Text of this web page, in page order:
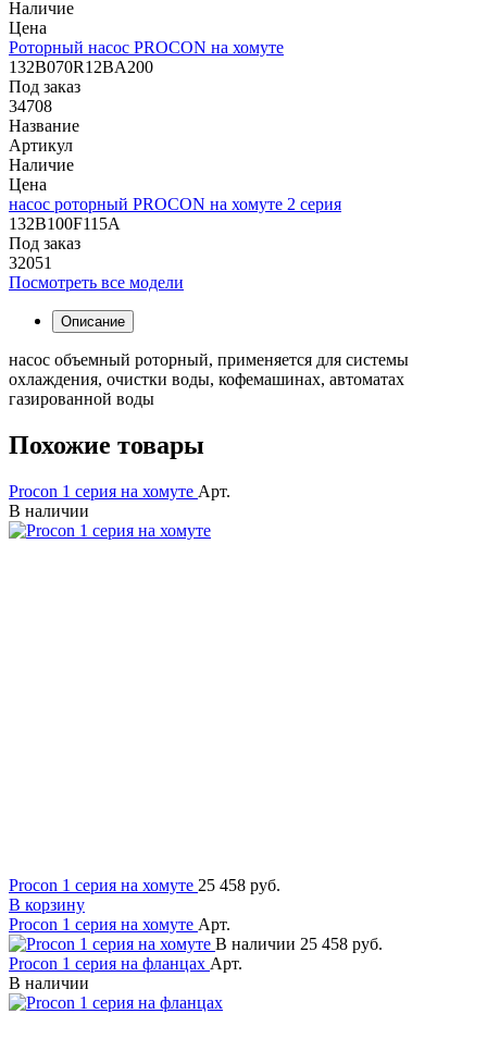
Наличие
Цена
Роторный насос PROCON на хомуте
132B070R12BA200
Под заказ
34708
Название
Артикул
Наличие
Цена
насос роторный PROCON на хомуте 2 серия
132B100F115A
Под заказ
32051
Посмотреть все модели
Описание
насос объемный роторный, применяется для системы
охлаждения, очистки воды, кофемашинах, автоматах
газированной воды
Похожие товары
Procon 1 серия на хомуте Арт.
В наличии
Procon 1 серия на хомуте 25 458 руб.
В корзину
Procon 1 серия на хомуте Арт.
В наличии 25 458 руб.
Procon 1 серия на фланцах Арт.
В наличии